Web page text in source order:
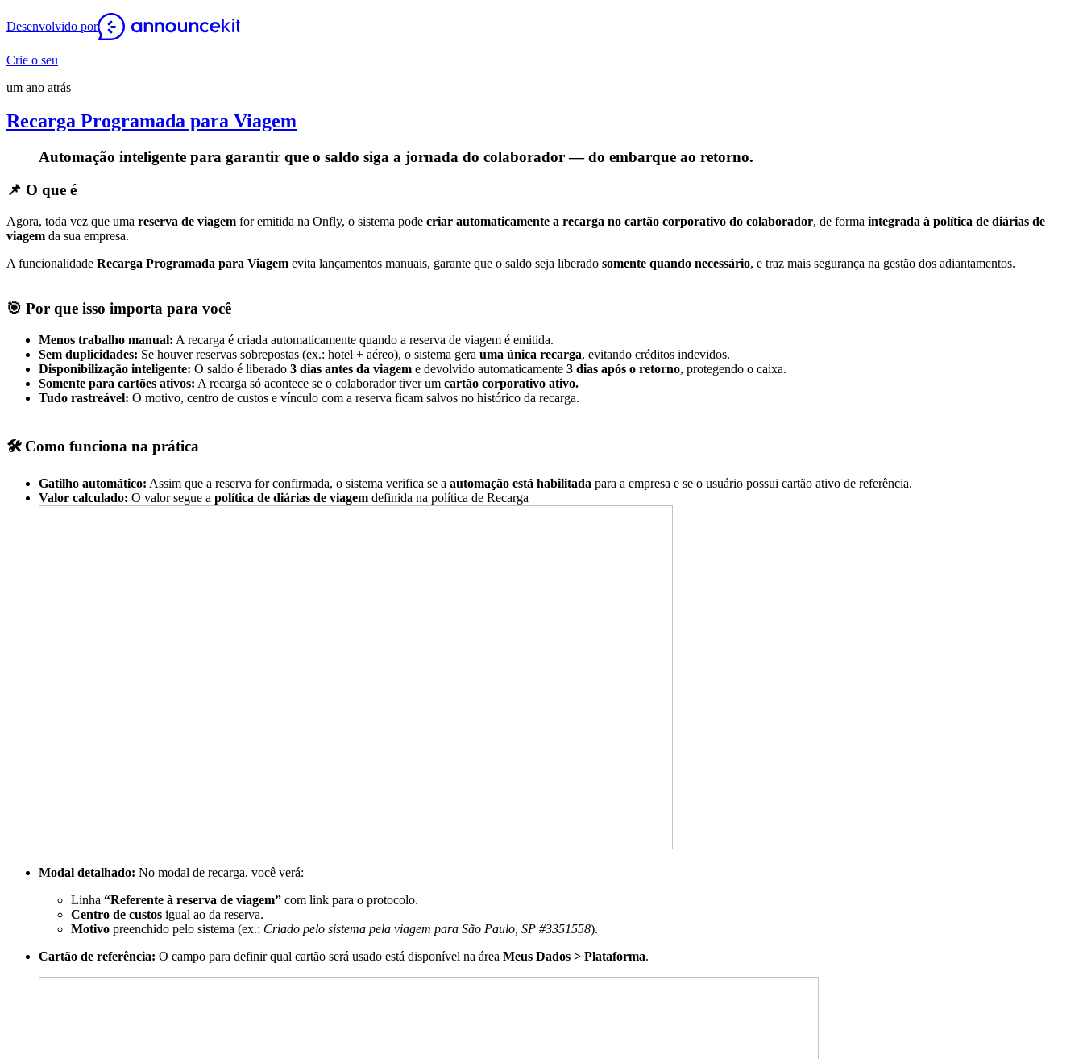
Desenvolvido por
Crie o seu
um ano atrás
Recarga Programada para Viagem
Automação inteligente para garantir que o saldo siga a jornada do colaborador — do embarque ao retorno.
📌 O que é
Agora, toda vez que uma reserva de viagem for emitida na Onfly, o sistema pode criar automaticamente a recarga no cartão corporativo do colaborador, de forma integrada à política de diárias de
viagem da sua empresa.
A funcionalidade Recarga Programada para Viagem evita lançamentos manuais, garante que o saldo seja liberado somente quando necessário, e traz mais segurança na gestão dos adiantamentos.
🎯 Por que isso importa para você
Menos trabalho manual: A recarga é criada automaticamente quando a reserva de viagem é emitida.
Sem duplicidades: Se houver reservas sobrepostas (ex.: hotel + aéreo), o sistema gera uma única recarga, evitando créditos indevidos.
Disponibilização inteligente: O saldo é liberado 3 dias antes da viagem e devolvido automaticamente 3 dias após o retorno, protegendo o caixa.
Somente para cartões ativos: A recarga só acontece se o colaborador tiver um cartão corporativo ativo.
Tudo rastreável: O motivo, centro de custos e vínculo com a reserva ficam salvos no histórico da recarga.
🛠️ Como funciona na prática
Gatilho automático: Assim que a reserva for confirmada, o sistema verifica se a automação está habilitada para a empresa e se o usuário possui cartão ativo de referência.
Valor calculado: O valor segue a política de diárias de viagem definida na política de Recarga
Modal detalhado: No modal de recarga, você verá:
Linha “Referente à reserva de viagem” com link para o protocolo.
Centro de custos igual ao da reserva.
Motivo preenchido pelo sistema (ex.: Criado pelo sistema pela viagem para São Paulo, SP #3351558).
Cartão de referência: O campo para definir qual cartão será usado está disponível na área Meus Dados > Plataforma.